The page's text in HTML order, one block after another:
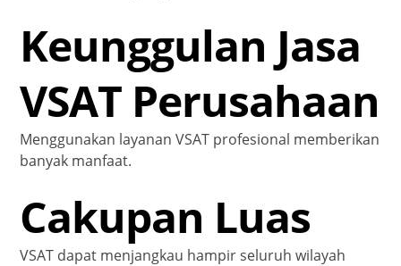
Keunggulan Jasa
VSAT Perusahaan
Menggunakan layanan VSAT profesional memberikan
banyak manfaat.
Cakupan Luas
VSAT dapat menjangkau hampir seluruh wilayah